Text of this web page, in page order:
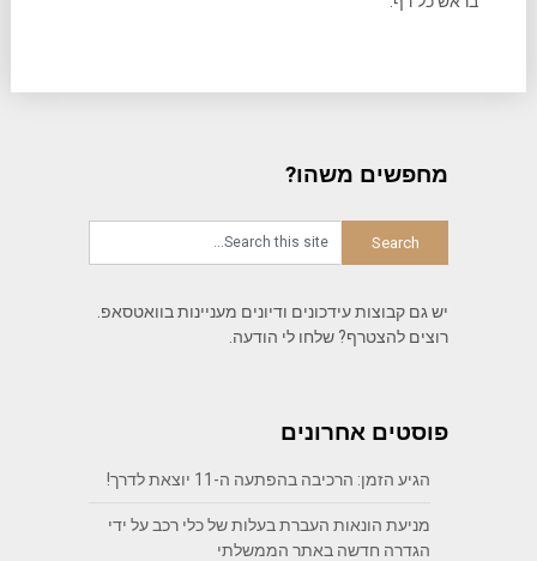
מחפשים משהו?
יש גם קבוצות עידכונים ודיונים מעניינות בוואטסאפ.
רוצים להצטרף? שלחו לי הודעה.
פוסטים אחרונים
הגיע הזמן: הרכיבה בהפתעה ה-11 יוצאת לדרך!
מניעת הונאות העברת בעלות של כלי רכב על ידי
הגדרה חדשה באתר הממשלתי